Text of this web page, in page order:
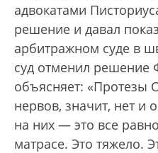
адвокатами
решение и давал
арбитражном суде в
суд отменил решение
объясняет: «Протезы
нервов, значит, нет и
на них — это все
матрасе. Это тяжело.